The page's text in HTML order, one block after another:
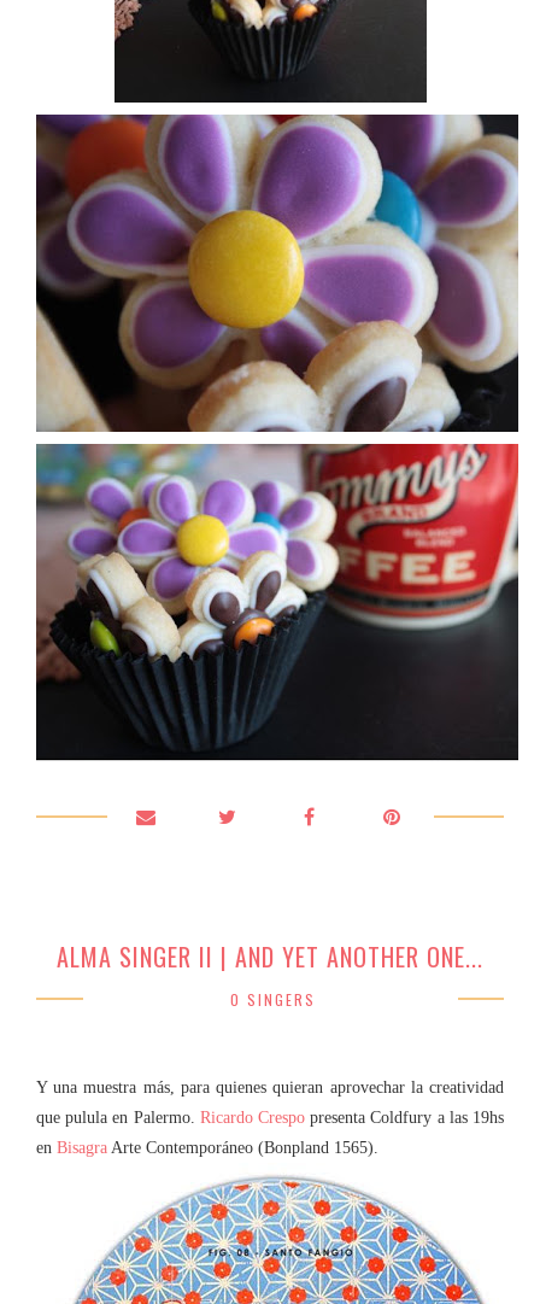
ALMA SINGER II | AND YET ANOTHER ONE...
0 SINGERS
Y una muestra más, para quienes quieran aprovechar la creatividad
que pulula en Palermo. Ricardo Crespo presenta Coldfury a las 19hs
en Bisagra Arte Contemporáneo (Bonpland 1565).